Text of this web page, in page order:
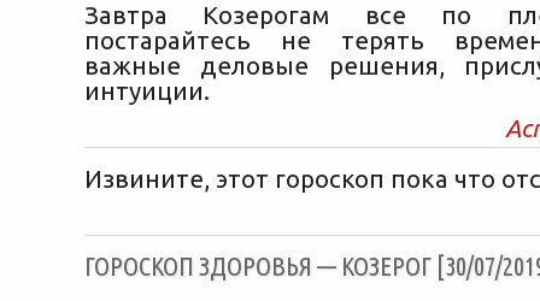
Завтра Козерогам все по
постарайтесь не терять
важные деловые решения,
интуиции.
Извините, этот гороскоп пока что
ГОРОСКОП ЗДОРОВЬЯ — КОЗЕРОГ [30/07/